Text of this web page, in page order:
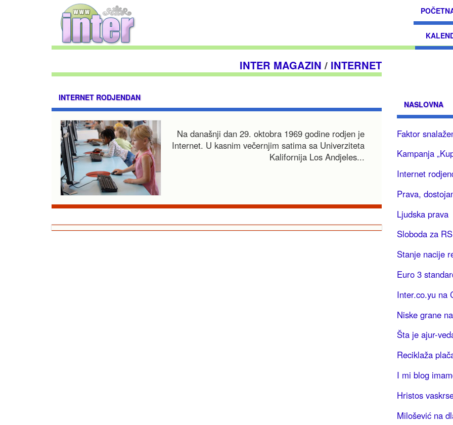
INTER MAGAZIN / INTERNET
INTERNET RODJENDAN
Na današnji dan 29. oktobra 1969 godine rodjen je
Internet. U kasnim večernjim satima sa Univerziteta
Kalifornija Los Andjeles...
NASLOVNA
Faktor
Kampanja
Internet
Prava,
Ljudska prava
Sloboda za
Stanje nacije
Euro 3
Inter.co.yu na
Niske grane
Šta je ajur-
Reciklaža
I mi blog
Hristos
Milošević na